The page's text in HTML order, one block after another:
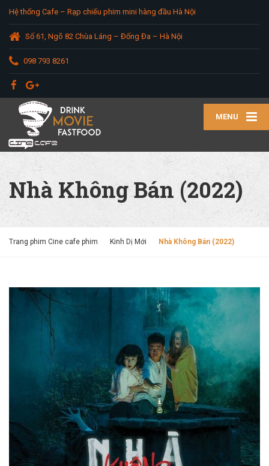
Hệ thống Cafe – Rạp chiếu phim mini hàng đầu Hà Nội
Số 61, Ngõ 82 Chùa Láng – Đống Đa – Hà Nội
098 793 8261
MENU
Nhà Không Bán (2022)
Trang phim Cine cafe phim Kinh Dị Mới Nhà Không Bán (2022)